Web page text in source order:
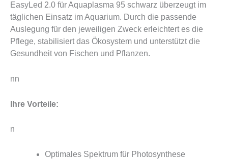
EasyLed 2.0 für Aquaplasma 95 schwarz überzeugt im
täglichen Einsatz im Aquarium. Durch die passende
Auslegung für den jeweiligen Zweck erleichtert es die
Pflege, stabilisiert das Ökosystem und unterstützt die
Gesundheit von Fischen und Pflanzen.
nn
Ihre Vorteile:
n
Optimales Spektrum für Photosynthese